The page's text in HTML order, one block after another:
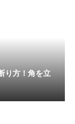
り方！角を立